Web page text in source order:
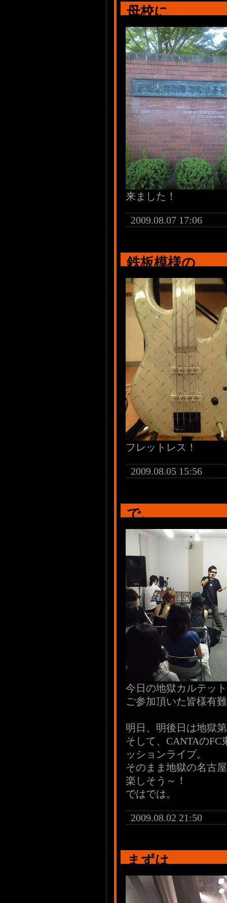
母校に
来ました！
2009.08.07 17:06
鉄板模様の
フレットレス！
2009.08.05 15:56
で、
今日の地獄カルテッ
ご参加頂いた皆様有
明日、明後日は地獄
そして、CANTAの
ッションライブ。
そのまま地獄の名古
楽しそう～！
ではでは。
2009.08.02 21:50
まずは